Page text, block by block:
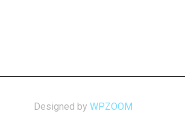
Designed by WPZOOM